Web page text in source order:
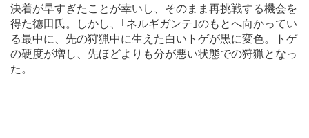
決着が早すぎたことが幸いし、そのまま再挑戦する機会を
得た徳田氏。しかし、｢ネルギガンテ｣のもとへ向かってい
る最中に、先の狩猟中に生えた白いトゲが黒に変色。トゲ
の硬度が増し、先ほどよりも分が悪い状態での狩猟となっ
た。